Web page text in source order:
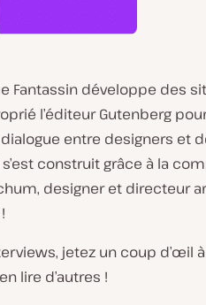
Fantassin développe des
l’éditeur Gutenberg
entre designers et
construit grâce à la
designer et directeur
jetez un coup d’œil
lire d’autres !